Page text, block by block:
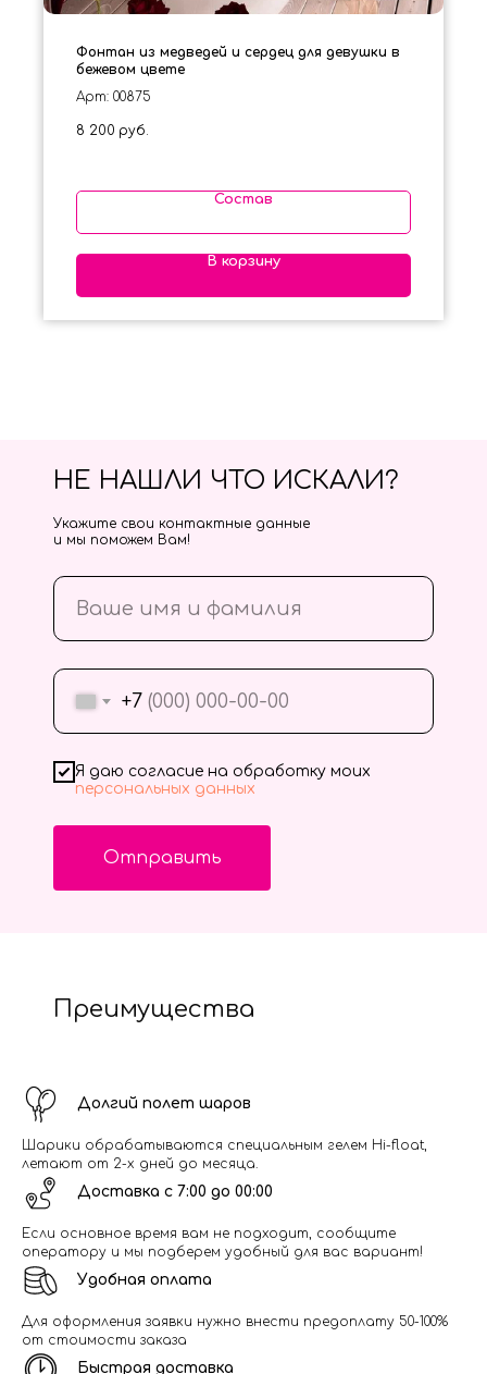
Фонтан из медведей и сердец для девушки в
бежевом цвете
Арт: 00875
8 200 руб.
Состав
В корзину
+7
Я даю согласие на обработку моих
персональных данных
Отправить
НЕ НАШЛИ ЧТО ИСКАЛИ?
Укажите свои контактные данные
и мы поможем Вам!
Преимущества
Долгий полет шаров
Шарики обрабатываются специальным гелем Hi-float,
летают от 2-х дней до месяца.
Доставка с 7:00 до 00:00
Если основное время вам не подходит, сообщите
оператору и мы подберем удобный для вас вариант!
Удобная оплата
Для оформления заявки нужно внести предоплату 50-100%
от стоимости заказа
Быстрая доставка